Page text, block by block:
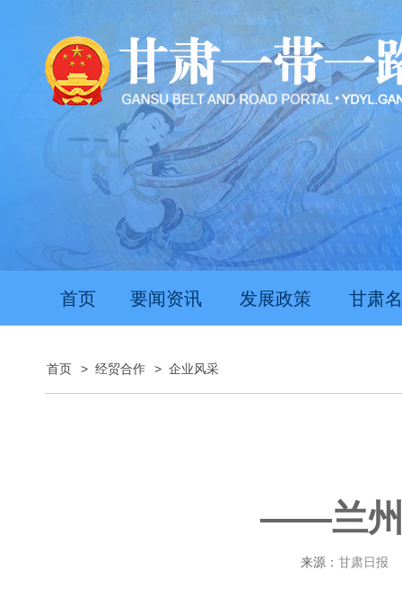
首页 要闻资讯 发展政策 甘肃
首页 > 经贸合作 > 企业风采
——兰州
来源： 甘肃日报